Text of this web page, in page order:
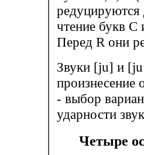
редуцируются
чтение букв C
Перед R они
Звуки [ju] и
произнесение
- выбор
ударности
Четыре